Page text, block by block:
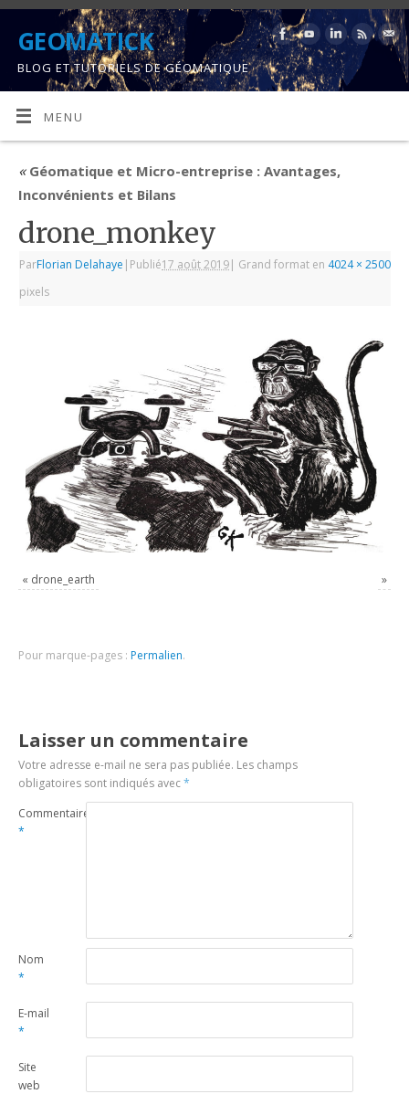
GEOMATICK
BLOG ET TUTORIELS DE GÉOMATIQUE
MENU
«Géomatique et Micro-entreprise : Avantages,
Inconvénients et Bilans
drone_monkey
ParFlorian Delahaye | Publié17 août 2019| Grand format en 4024 × 2500
pixels
« drone_earth »
Pour marque-pages : Permalien.
Laisser un commentaire
Votre adresse e-mail ne sera pas publiée. Les champs
obligatoires sont indiqués avec*
Commentaire
*
Nom
*
E-mail
*
Site
web